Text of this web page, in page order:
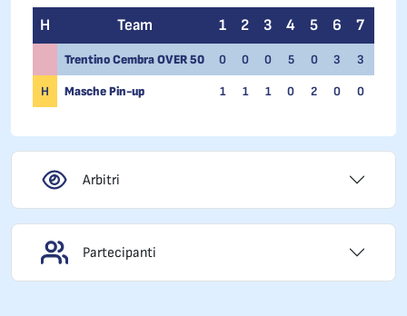
H Team 1 2 3 4 5 6 7
Trentino Cembra OVER 50 0 0 0 5 0 3 3
H Masche Pin-up 1 1 1 0 2 0 0
Arbitri
Partecipanti